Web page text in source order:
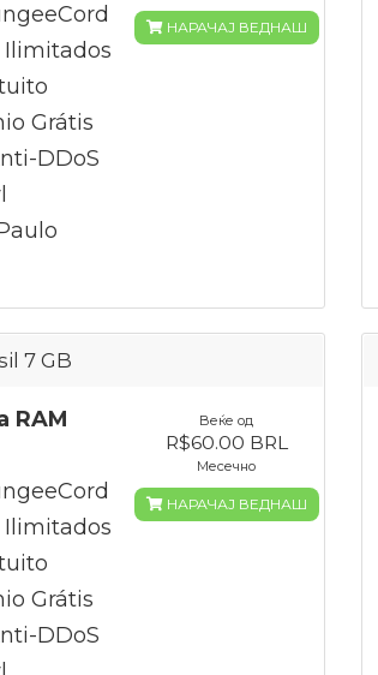
Grátis
DDoS
НАРАЧАЈ ВЕДНАШ
7 GB
RAM
Grátis
DDoS
Веќе од
R$60.00 BRL
Месечно
НАРАЧАЈ ВЕДНАШ